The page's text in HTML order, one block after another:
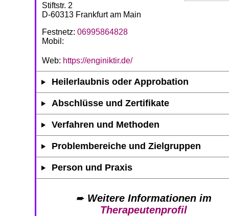
Stiftstr. 2
D-60313 Frankfurt am Main
Festnetz: 06995864828
Mobil:
Web: https://enginiktir.de/
Heilerlaubnis oder Approbation
Abschlüsse und Zertifikate
Verfahren und Methoden
Problembereiche und Zielgruppen
Person und Praxis
➨ Weitere Informationen im
Therapeutenprofil